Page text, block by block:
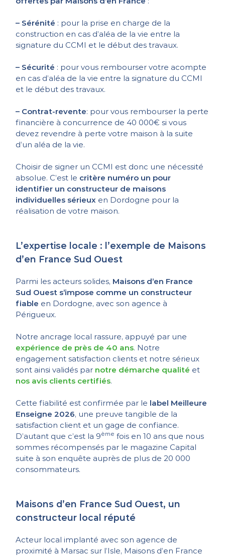
– Sérénité : pour la prise en charge de la
construction en cas d’aléa de la vie entre la
signature du CCMI et le début des travaux.
– Sécurité : pour vous rembourser votre acompte
en cas d’aléa de la vie entre la signature du CCMI
et le début des travaux.
– Contrat-revente: pour vous rembourser la perte
financière à concurrence de 40 000€ si vous
devez revendre à perte votre maison à la suite
d’un aléa de la vie.
Choisir de signer un CCMI est donc une nécessité
absolue. C’est le critère numéro un pour
identifier un constructeur de maisons
individuelles sérieux en Dordogne pour la
réalisation de votre maison.
L’expertise locale : l’exemple de Maisons
d’en France Sud Ouest
Parmi les acteurs solides, Maisons d’en France
Sud Ouest s’impose comme un constructeur
fiable en Dordogne, avec son agence à
Périgueux.
Notre ancrage local rassure, appuyé par une
expérience de près de 40 ans. Notre
engagement satisfaction clients et notre sérieux
sont ainsi validés par notre démarche qualité et
nos avis clients certifiés.
Cette fiabilité est confirmée par le label Meilleure
Enseigne 2026, une preuve tangible de la
satisfaction client et un gage de confiance.
D’autant que c’est la 9ème fois en 10 ans que nous
sommes récompensés par le magazine Capital
suite à son enquête auprès de plus de 20 000
consommateurs.
Maisons d’en France Sud Ouest, un
constructeur local réputé
Acteur local implanté avec son agence de
proximité à Marsac sur l’Isle, Maisons d’en France